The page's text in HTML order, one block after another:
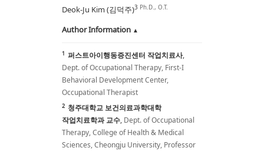
Deok-Ju Kim (김덕주)3 Ph.D., O.T.
Author Information
1 퍼스트아이행동증진센터 작업치료사,
Dept. of Occupational Therapy, First-I
Behavioral Development Center,
Occupational Therapist
2 청주대학교 보건의료과학대학
작업치료학과 교수, Dept. of Occupational
Therapy, College of Health & Medical
Sciences, Cheongju University, Professor